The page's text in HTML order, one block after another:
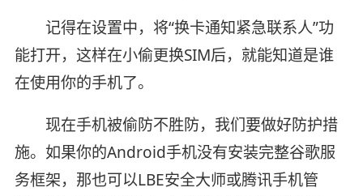
记得在设置中，将“换卡通知紧急联系人”功
能打开，这样在小偷更换SIM后，就能知道是谁
在使用你的手机了。
现在手机被偷防不胜防，我们要做好防护措
施。如果你的Android手机没有安装完整谷歌服
务框架，那也可以LBE安全大师或腾讯手机管